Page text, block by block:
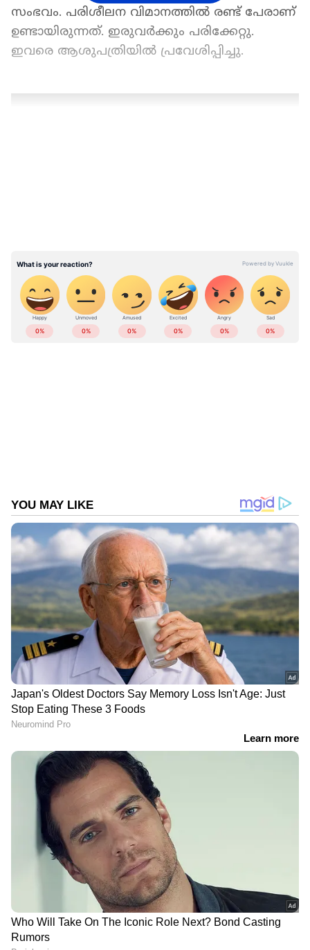
സംഭവം. പരിശീലന വിമാനത്തില്‍ രണ്ട് പേരാണ്
ഉണ്ടായിരുന്നത്. ഇരുവര്‍ക്കും പരിക്കേറ്റു.
ഇവരെ ആശുപത്രിയില്‍ പ്രവേശിപ്പിച്ചു.
കഴിഞ്ഞ നാല് ദിവസത്തിനിടെ ഇത് രണ്ടാമത്തെ
ABOUT THE AUTHOR
DOWNLOAD APP
ഇന്ത്യയിലെയും ലോകമെമ്പാടുമുള്ള എല്ലാ
അറിയാൻ എപ്പോഴും ഏഷ്യാനെറ്റ്
ന്യൂസ് വാർത്തകൾ.Malayalam News
തത്സമയ അപ്‌ഡേറ്റുകളും ആഴത്തിലുള്ള
വിശകലനവും സമഗ്രമായ റിപ്പോർട്ടിംഗും —
എല്ലാം ഒരൊറ്റ സ്ഥലത്ത്. ഏത് സമയത്തും,
എവിടെയും വിശ്വസനീയമായ വാർത്തകൾ
ലഭിക്കാൻ Asianet News Malayalam